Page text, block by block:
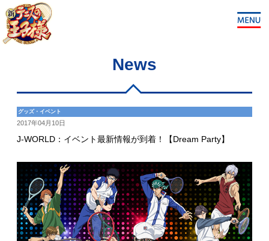
News
グッズ・イベント
2017年04月10日
J-WORLD：イベント最新情報が到着！【Dream Party】